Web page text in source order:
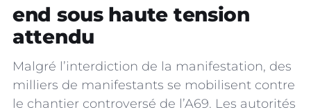
end sous haute tension
attendu
Malgré l’interdiction de la manifestation, des
milliers de manifestants se mobilisent contre
le chantier controversé de l’A69. Les autorités